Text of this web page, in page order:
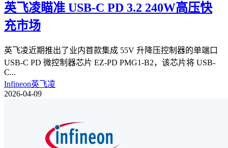
英飞凌瞄准 USB-C PD 3.2 240W高压快
充市场
英飞凌近期推出了业内首款集成 55V 升降压控制器的单端口
USB-C PD 微控制器芯片 EZ-PD PMG1-B2，该芯片将 USB-
C...
Infineon英飞凌
2026-04-09